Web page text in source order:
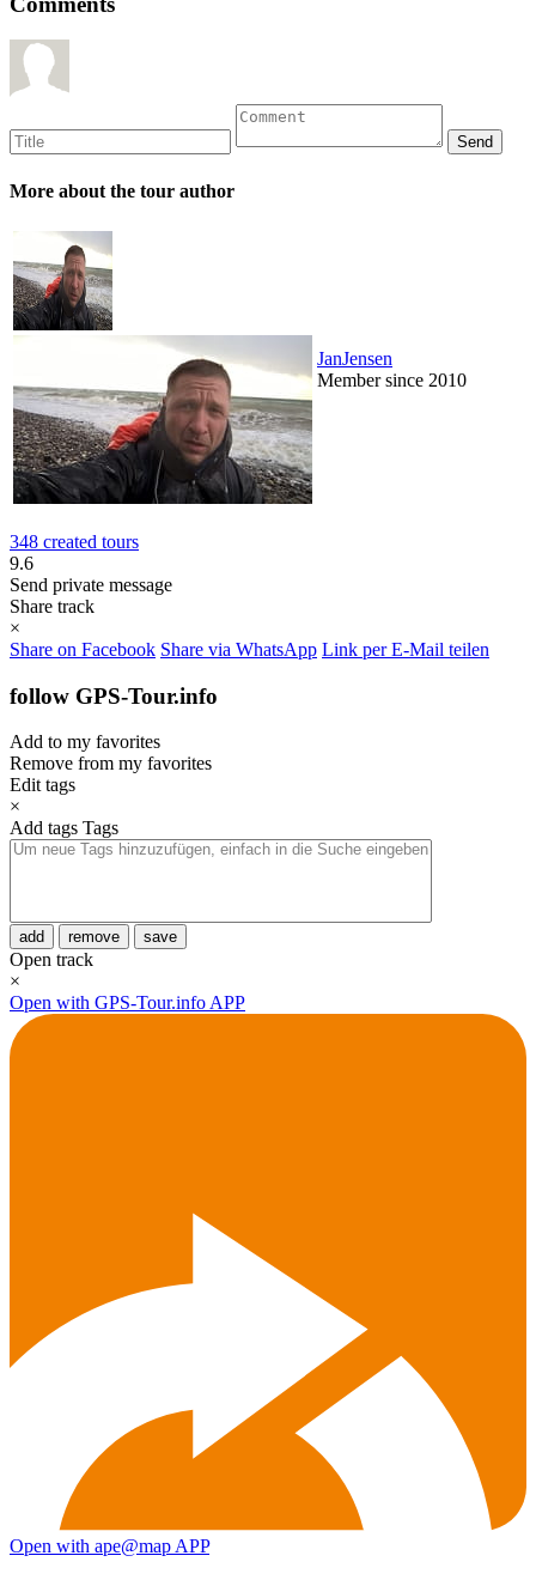
More about the tour author
JanJensen
Member since 2010
348 created tours
9.6
Send private message
Share track
×
Share on Facebook Share via WhatsApp Link per E-Mail teilen
follow GPS-Tour.info
Add to my favorites
Remove from my favorites
Edit tags
×
Add tags Tags
add remove save
Open track
×
Open with GPS-Tour.info APP
Open with ape@map APP